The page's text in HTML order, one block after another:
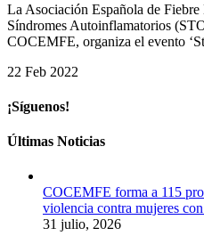
La Asociación Española de
Síndromes Autoinflamatorios
COCEMFE, organiza el evento
22 Feb 2022
¡Síguenos!
Últimas Noticias
COCEMFE forma a 115
violencia contra mujeres
31 julio, 2026